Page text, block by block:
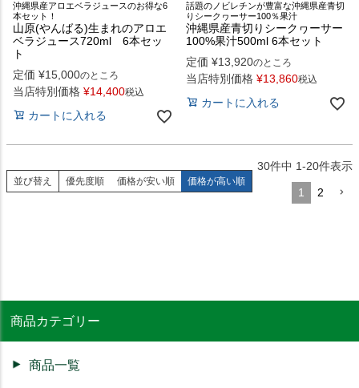
沖縄県産アロエベラジュースのお得な6
本セット！
山原(やんばる)生まれのアロエ
ベラジュース720ml 6本セッ
ト
定価 ¥15,000のところ
当店特別価格 ¥14,400税込
カートに入れる
話題のノビレチンが豊富な沖縄県産青切
りシークヮーサー100％果汁
沖縄県産青切りシークヮーサー
100%果汁500ml 6本セット
定価 ¥13,920のところ
当店特別価格 ¥13,860税込
カートに入れる
並び替え 優先度順 価格が安い順 価格が高い順
30件中 1-20件表示
1 2
商品カテゴリー
商品一覧